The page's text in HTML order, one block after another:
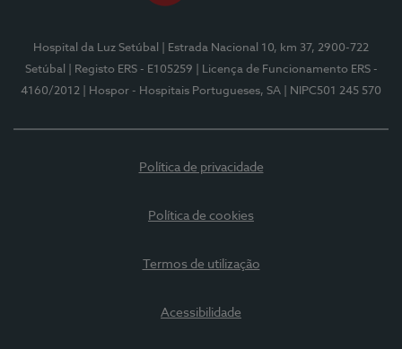
Hospital da Luz Setúbal
| Estrada Nacional 10, km 37, 2900-722
Setúbal
| Registo ERS - E105259
| Licença de Funcionamento ERS -
4160/2012
| Hospor - Hospitais Portugueses, SA | NIPC501 245 570
Política de privacidade
Política de cookies
Termos de utilização
Acessibilidade